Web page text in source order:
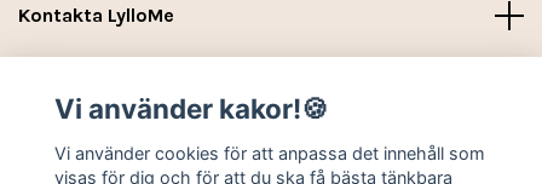
Kontakta LylloMe
Sociala medier
Vi använder kakor!🍪
Vi använder cookies för att anpassa det innehåll som
visas för dig och för att du ska få bästa tänkbara